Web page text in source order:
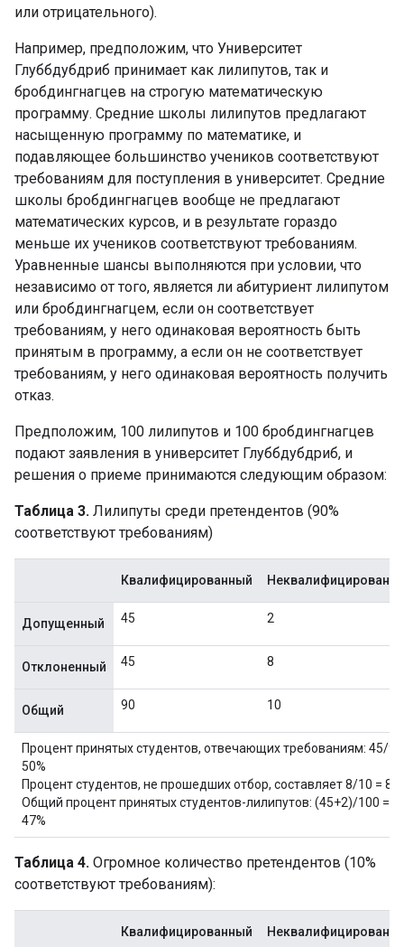
или отрицательного).
Например, предположим, что Университет
Глуббдубдриб принимает как лилипутов, так и
бробдингнагцев на строгую математическую
программу. Средние школы лилипутов предлагают
насыщенную программу по математике, и
подавляющее большинство учеников соответствуют
требованиям для поступления в университет. Средние
школы бробдингнагцев вообще не предлагают
математических курсов, и в результате гораздо
меньше их учеников соответствуют требованиям.
Уравненные шансы выполняются при условии, что
независимо от того, является ли абитуриент лилипутом
или бробдингнагцем, если он соответствует
требованиям, у него одинаковая вероятность быть
принятым в программу, а если он не соответствует
требованиям, у него одинаковая вероятность получить
отказ.
Предположим, 100 лилипутов и 100 бробдингнагцев
подают заявления в университет Глуббдубдриб, и
решения о приеме принимаются следующим образом:
Таблица 3. Лилипуты среди претендентов (90%
соответствуют требованиям)
Квалифицированный
Допущенный 45 2
Отклоненный 45 8
Общий 90 10
Процент принятых студентов, отвечающих требованиям: 45/
50%
Процент студентов, не прошедших отбор, составляет 8/10 =
Общий процент принятых студентов-лилипутов: (45+2)/100 =
47%
Таблица 4. Огромное количество претендентов (10%
соответствуют требованиям):
Квалифицированный